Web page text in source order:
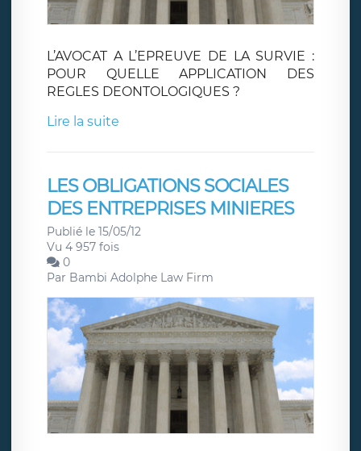
L’AVOCAT A L’EPREUVE DE LA SURVIE :
POUR QUELLE APPLICATION DES
REGLES DEONTOLOGIQUES ?
Lire la suite
LES OBLIGATIONS SOCIALES
DES ENTREPRISES MINIERES
Publié le 15/05/12
Vu 4 957 fois
0
Par Bambi Adolphe Law Firm